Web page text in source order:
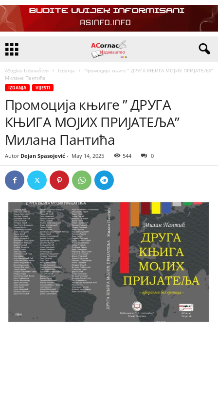
ASoglas Izdavaštvo Izdanja
Промоција књиге ” ДРУГА КЊИГА МОЈИХ ПРИЈАТЕЉА”
Милана Пантића
IZDANJA VIJESTI
Промоција књиге ” ДРУГА
КЊИГА МОЈИХ ПРИЈАТЕЉА”
Милана Пантића
Autor Dejan Spasojević - May 14, 2025 544 0